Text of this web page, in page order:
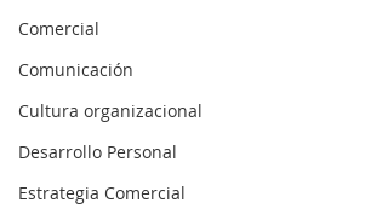
Comercial
Comunicación
Cultura organizacional
Desarrollo Personal
Estrategia Comercial